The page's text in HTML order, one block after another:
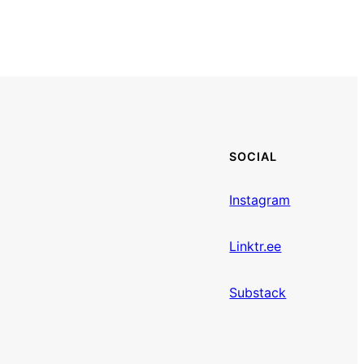
SOCIAL
Instagram
Linktr.ee
Substack